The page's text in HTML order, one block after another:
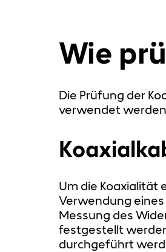
Wie
Die Prüfung der
verwendet
Um die Koaxialität
Verwendung
Messung des
festgestellt
durchgeführt